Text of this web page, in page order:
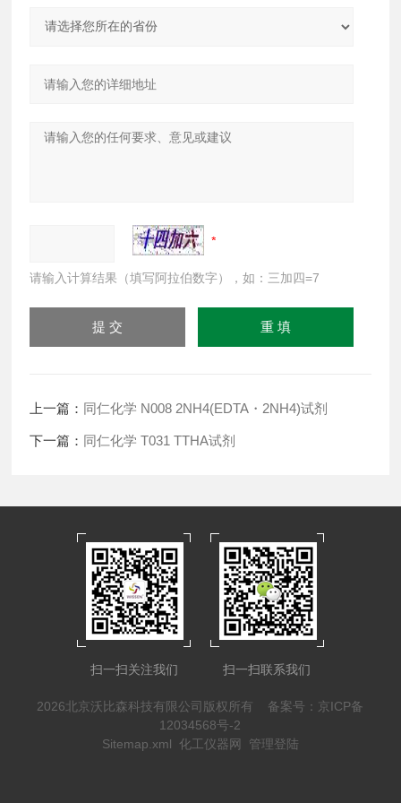
请输入计算结果（填写阿拉伯数字），如：三加四=7
上一篇： 同仁化学 N008 2NH4(EDTA・2NH4)试剂
下一篇： 同仁化学 T031 TTHA试剂
扫一扫关注我们 扫一扫联系我们
2026北京沃比森科技有限公司版权所有 备案号：京ICP备
12034568号-2
Sitemap.xml 化工仪器网 管理登陆